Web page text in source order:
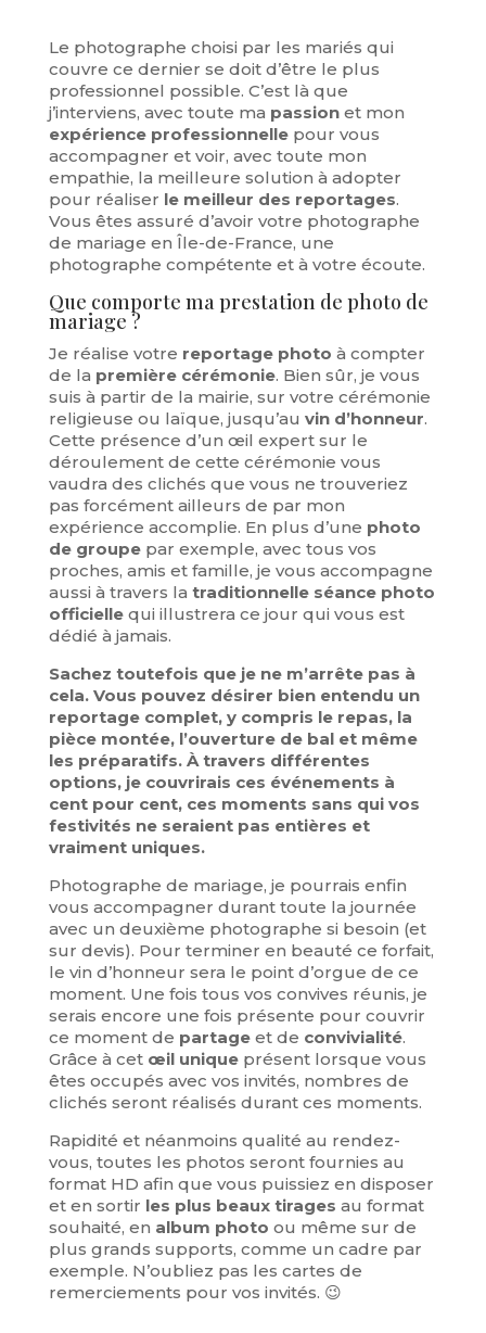
Le photographe choisi par les mariés qui
couvre ce dernier se doit d’être le plus
professionnel possible. C’est là que
j’interviens, avec toute ma passionet mon
expérience professionnellepour vous
accompagner et voir, avec toute mon
empathie, la meilleure solution à adopter
pour réaliser le meilleur des reportages.
Vous êtes assuré d’avoir votre photographe
de mariage en Île-de-France, une
photographe compétente et à votre écoute.
Que comporte ma prestation de photo de
mariage ?
Je réalise votre reportage photo à compter
de la première cérémonie. Bien sûr, je vous
suis à partir de la mairie, sur votre cérémonie
religieuse ou laïque, jusqu’au vin d’honneur.
Cette présence d’un œil expert sur le
déroulement de cette cérémonie vous
vaudra des clichés que vous ne trouveriez
pas forcément ailleurs de par mon
expérience accomplie. En plus d’une photo
de groupepar exemple, avec tous vos
proches, amis et famille, je vous accompagne
aussi à travers la traditionnelle séance photo
officiellequi illustrera ce jour qui vous est
dédié à jamais.
Sachez toutefois que je ne m’arrête pas à
cela. Vous pouvez désirer bien entendu un
reportage complet, y compris le repas, la
pièce montée, l’ouverture de bal et même
les préparatifs. À travers différentes
options, je couvrirais ces événements à
cent pour cent, ces moments sans qui vos
festivités ne seraient pas entières et
vraiment uniques.
Photographe de mariage, je pourrais enfin
vous accompagner durant toute la journée
avec un deuxième photographe si besoin (et
sur devis). Pour terminer en beauté ce forfait,
le vin d’honneur sera le point d’orgue de ce
moment. Une fois tous vos convives réunis, je
serais encore une fois présente pour couvrir
ce moment de partageet de convivialité.
Grâce à cet œil uniqueprésent lorsque vous
êtes occupés avec vos invités, nombres de
clichés seront réalisés durant ces moments.
Rapidité et néanmoins qualité au rendez-
vous, toutes les photos seront fournies au
format HD afin que vous puissiez en disposer
et en sortir les plus beaux tirages au format
souhaité, en album photo ou même sur de
plus grands supports, comme un cadre par
exemple. N’oubliez pas les cartes de
remerciements pour vos invités. 😉